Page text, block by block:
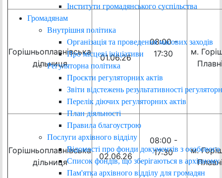
Інститути громадянського суспільства
Громадянам
Внутрішня політика
Організація та проведення масових заходів
Про місцеві ініціативи
Регуляторна політика
Проєкти регуляторних актів
Звіти відстежень результативності
Перелік діючих регуляторних актів
План діяльності
Правила благоустрою
Послуги архівного відділу
Відомості про фонди документів з особового
Список фондів, що зберігаються в архівному
Пам'ятка архівного відділу для громадян
Горішньоплавнівська
дільниця
01.06.26
08:00 -
17:30
м.
Горішньоплавнівська
дільниця
02.06.26
08:00 -
17:30
м.